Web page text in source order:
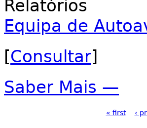
Relatórios
Equipa de
[Consultar]
Saber Mais —
« first ‹